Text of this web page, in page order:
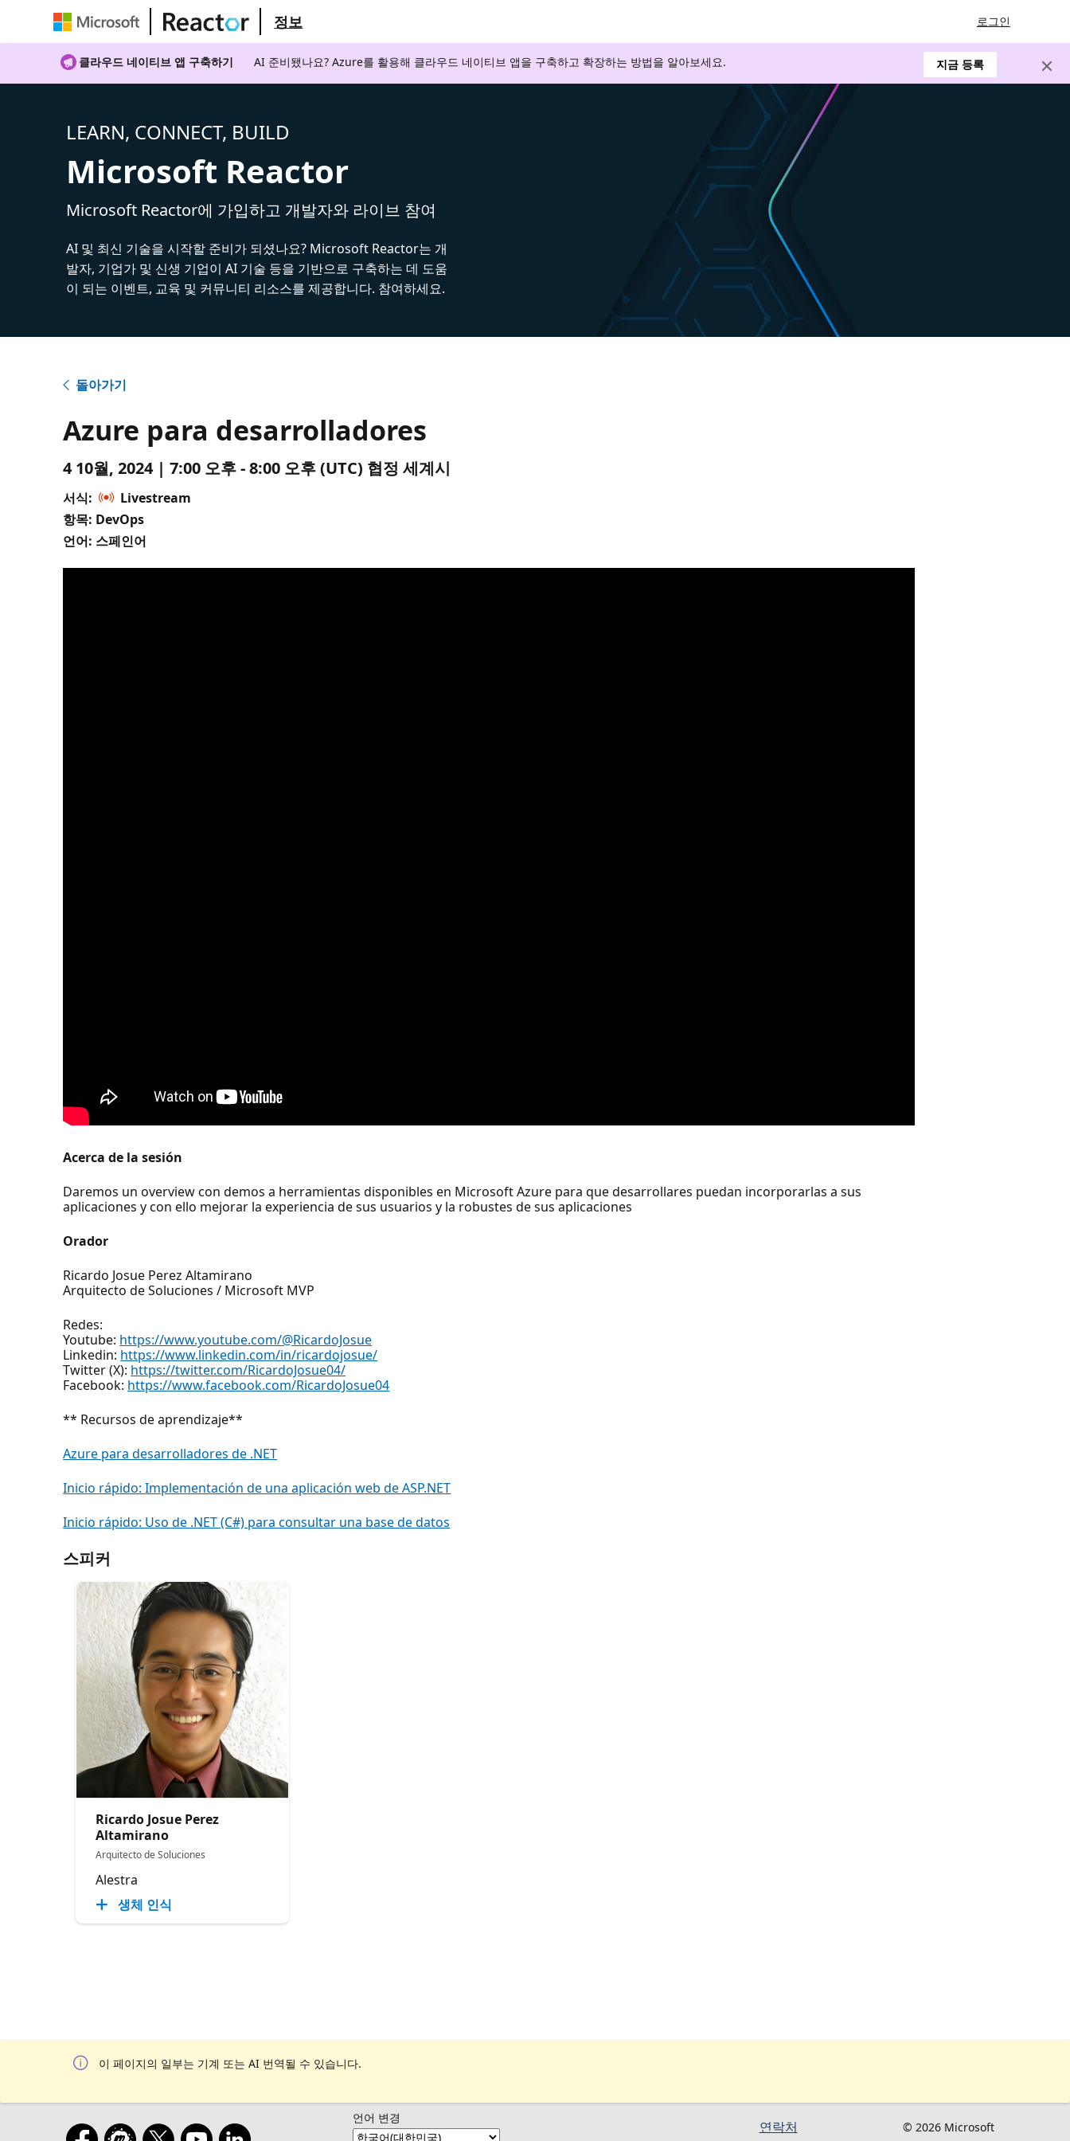
정보 로그인
클라우드 네이티브 앱 구축하기 AI 준비됐나요? Azure를 활용해 클라우드 네이티브 앱을 구축하고 확장하는 방법을 알아보세요. 지금 등록
LEARN, CONNECT, BUILD
Microsoft Reactor
Microsoft Reactor에 가입하고 개발자와 라이브 참여
AI 및 최신 기술을 시작할 준비가 되셨나요? Microsoft Reactor는 개
발자, 기업가 및 신생 기업이 AI 기술 등을 기반으로 구축하는 데 도움
이 되는 이벤트, 교육 및 커뮤니티 리소스를 제공합니다. 참여하세요.
돌아가기
Azure para desarrolladores
4 10월, 2024 | 7:00 오후 - 8:00 오후 (UTC) 협정 세계시
서식:
Livestream
항목: DevOps
언어: 스페인어
Acerca de la sesión
Daremos un overview con demos a herramientas disponibles en Microsoft Azure para que desarrollares puedan incorporarlas a sus
aplicaciones y con ello mejorar la experiencia de sus usuarios y la robustes de sus aplicaciones
Orador
Ricardo Josue Perez Altamirano
Arquitecto de Soluciones / Microsoft MVP
Redes:
Youtube: https://www.youtube.com/@RicardoJosue
Linkedin: https://www.linkedin.com/in/ricardojosue/
Twitter (X): https://twitter.com/RicardoJosue04/
Facebook: https://www.facebook.com/RicardoJosue04
** Recursos de aprendizaje**
Azure para desarrolladores de .NET
Inicio rápido: Implementación de una aplicación web de ASP.NET
Inicio rápido: Uso de .NET (C#) para consultar una base de datos
스피커
Ricardo Josue Perez
Altamirano
Arquitecto de Soluciones
Alestra
생체 인식
이 페이지의 일부는 기계 또는 AI 번역될 수 있습니다.
언어 변경
연락처
© 2026 Microsoft